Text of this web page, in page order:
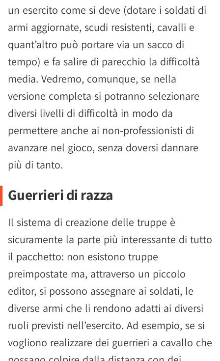
un esercito come si deve (dotare i soldati di
armi aggiornate, scudi resistenti, cavalli e
quant’altro può portare via un sacco di
tempo) e fa salire di parecchio la difficoltà
media. Vedremo, comunque, se nella
versione completa si potranno selezionare
diversi livelli di difficoltà in modo da
permettere anche ai non-professionisti di
avanzare nel gioco, senza doversi dannare
più di tanto.
Guerrieri di razza
Il sistema di creazione delle truppe è
sicuramente la parte più interessante di tutto
il pacchetto: non esistono truppe
preimpostate ma, attraverso un piccolo
editor, si possono assegnare ai soldati, le
diverse armi che li rendono adatti ai diversi
ruoli previsti nell’esercito. Ad esempio, se si
vogliono realizzare dei guerrieri a cavallo che